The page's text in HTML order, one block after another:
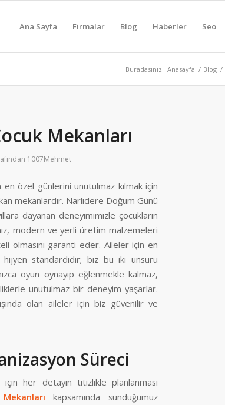
Ana Sayfa Firmalar Blog Haberler Seo
Buradasınız: Anasayfa / Blog /
Mekanları
1007Mehmet
en özel günlerini unutulmaz kılmak için
mekanlardır. Narlıdere Doğum Günü
dayanan deneyimimizle çocukların
modern ve yerli üretim malzemeleri
olmasını garanti eder. Aileler için en
standardıdır; biz bu iki unsuru
oyun oynayıp eğlenmekle kalmaz,
unutulmaz bir deneyim yaşarlar.
olan aileler için biz güvenilir ve
Süreci
her detayın titizlikle planlanması
kapsamında sunduğumuz